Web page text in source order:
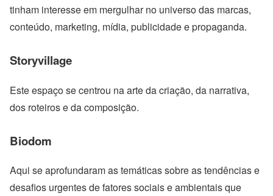
tinham interesse em mergulhar no universo das marcas,
conteúdo, marketing, mídia, publicidade e propaganda.
Storyvillage
Este espaço se centrou na arte da criação, da narrativa,
dos roteiros e da composição.
Biodom
Aqui se aprofundaram as temáticas sobre as tendências e
desafios urgentes de fatores sociais e ambientais que